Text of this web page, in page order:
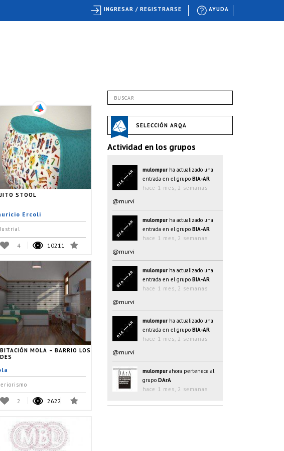
STOOL
Ercoli
4 10211
MOLA – BARRIO LOS
2 2622
SELECCIÓN ARQA
Actividad en los grupos
mulompur ha actualizado una
entrada en el grupo BIA-AR
hace 1 mes, 2 semanas
@murvi
hace 1 mes, 2 semanas
@murvi
hace 1 mes, 2 semanas
@murvi
hace 1 mes, 2 semanas
@murvi
hace 1 mes, 2 semanas
entrada en el grupoBIA-AR
AYUDA
INGRESAR / REGISTRARSE